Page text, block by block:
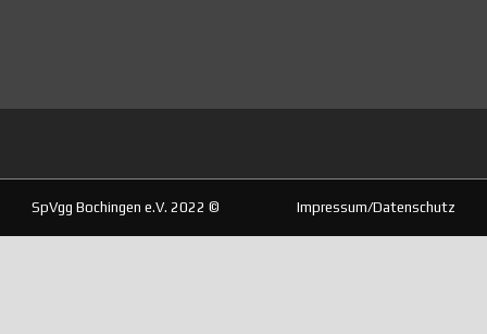
SpVgg Bochingen e.V. 2022 © Impressum/Datenschutz